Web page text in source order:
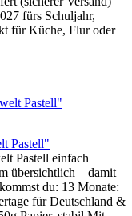
fürs Schuljahr,
für Küche, Flur oder
Pastell"
Pastell einfach
übersichtlich – damit
du: 13 Monate:
für Deutschland &